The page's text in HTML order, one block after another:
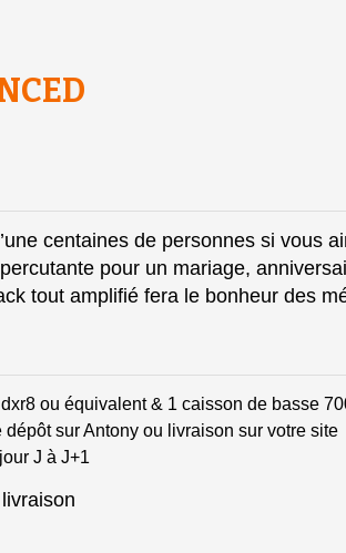
centaines de personnes si vous
pour un mariage,
tout amplifié fera le bonheur des
ou équivalent & 1 caisson de basse
dépôt sur Antony ou livraison sur votre site
J à J+1